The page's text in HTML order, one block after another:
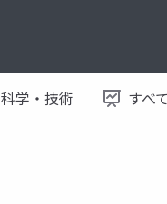
科学・技術 すべ